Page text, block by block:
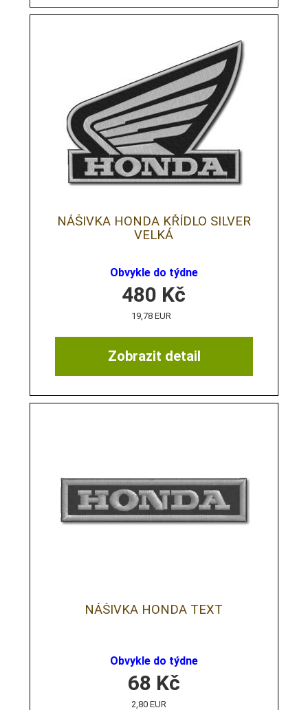
NÁŠIVKA HONDA KŘÍDLO SILVER
VELKÁ
Obvykle do týdne
Zobrazit detail
480 Kč
19,78 EUR
NÁŠIVKA HONDA TEXT
Obvykle do týdne
68 Kč
2,80 EUR